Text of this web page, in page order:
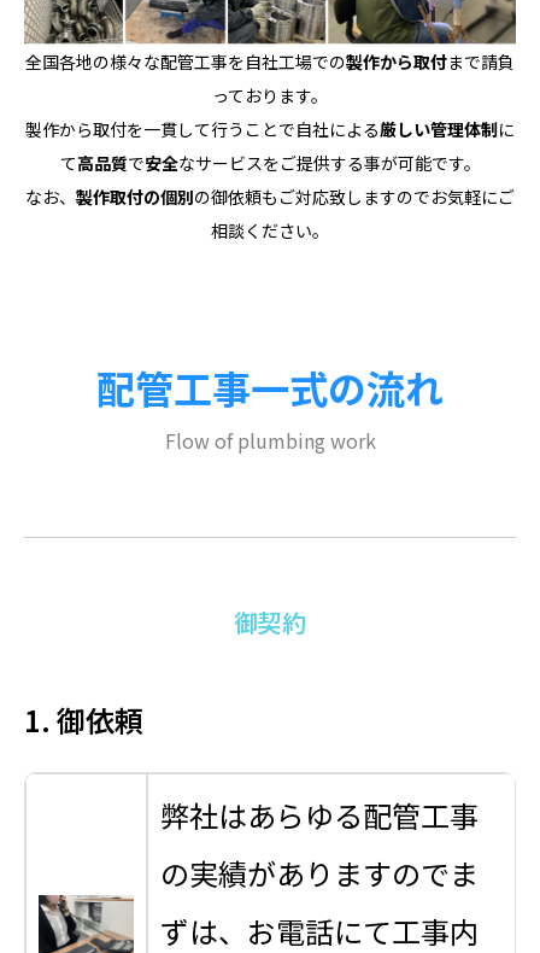
全国各地の様々な配管工事を自社工場での製作から取付まで請負
っております。
製作から取付を一貫して行うことで自社による厳しい管理体制に
て高品質で安全なサービスをご提供する事が可能です。
なお、 製作取付の個別の御依頼もご対応致しますのでお気軽にご
相談ください。
配管工事一式の流れ
Flow of plumbing work
御契約
1. 御依頼
弊社はあらゆる配管工事
の実績がありますのでま
ずは、お電話にて工事内